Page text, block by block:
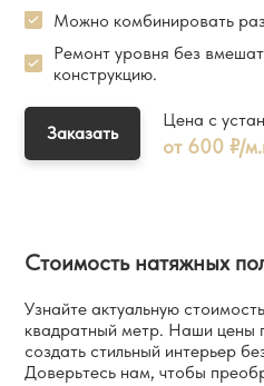
Можно комбинировать
Ремонт уровня без
конструкцию.
Заказать
Цена с
от 600 ₽/
Стоимость натяжных
Узнайте актуальную
квадратный метр. Наши цены
создать стильный интерьер
Доверьтесь нам, чтобы